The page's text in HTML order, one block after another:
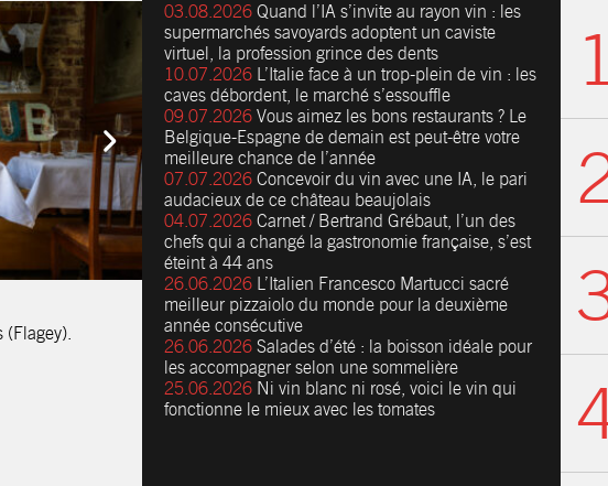
(Flagey).
03.08.2026 Quand l’IA s’invite au rayon vin : les
supermarchés savoyards adoptent un caviste
virtuel, la profession grince des dents
10.07.2026 L’Italie face à un trop-plein de vin : les
caves débordent, le marché s’essouffle
09.07.2026 Vous aimez les bons restaurants ? Le
Belgique-Espagne de demain est peut-être votre
meilleure chance de l’année
07.07.2026 Concevoir du vin avec une IA, le pari
audacieux de ce château beaujolais
04.07.2026 Carnet / Bertrand Grébaut, l’un des
chefs qui a changé la gastronomie française, s’est
éteint à 44 ans
26.06.2026 L’Italien Francesco Martucci sacré
meilleur pizzaiolo du monde pour la deuxième
année consécutive
26.06.2026 Salades d’été : la boisson idéale pour
les accompagner selon une sommelière
25.06.2026 Ni vin blanc ni rosé, voici le vin qui
fonctionne le mieux avec les tomates